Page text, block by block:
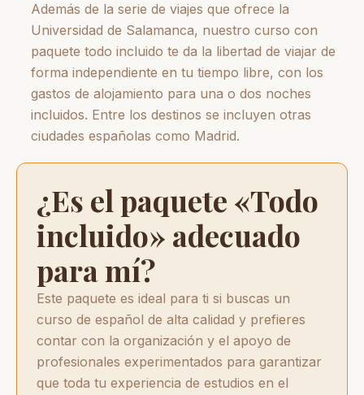
Además de la serie de viajes que ofrece la
Universidad de Salamanca, nuestro curso con
paquete todo incluido te da la libertad de viajar de
forma independiente en tu tiempo libre, con los
gastos de alojamiento para una o dos noches
incluidos. Entre los destinos se incluyen otras
ciudades españolas como Madrid.
¿Es el paquete «Todo
incluido» adecuado
para mí?
Este paquete es ideal para ti si buscas un
curso de español de alta calidad y prefieres
contar con la organización y el apoyo de
profesionales experimentados para garantizar
que toda tu experiencia de estudios en el